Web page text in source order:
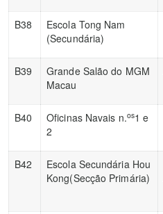
B38
Escola Tong Nam
(Secundária)
B39
Grande Salão do MGM
Macau
B40 Oficinas Navais n.os1 e
2
B42
Escola Secundária Hou
Kong(Secção Primária)